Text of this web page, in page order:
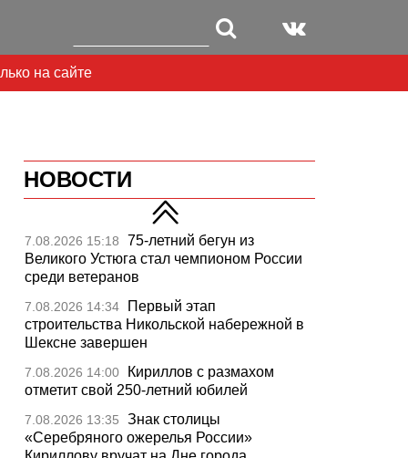
на сайте
НОВОСТИ
7.08.2026 15:18
75-летний бегун из
Великого Устюга стал чемпионом России
среди ветеранов
7.08.2026 14:34
Первый этап
строительства Никольской набережной в
Шексне завершен
7.08.2026 14:00
Кириллов с размахом
отметит свой 250-летний юбилей
7.08.2026 13:35
Знак столицы
«Серебряного ожерелья России»